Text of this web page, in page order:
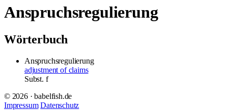
Anspruchsregulierung
Wörterbuch
Anspruchsregulierung
adjustment of claims
Subst. f
© 2026 · babelfish.de
Impressum Datenschutz